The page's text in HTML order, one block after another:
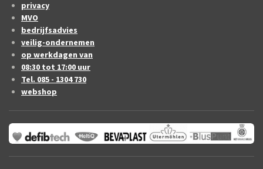
privacy
MVO
bedrijfsadvies
veilig-ondernemen
op werkdagen van
08:30 tot 17:00 uur
Tel. 085 - 1304 730
webshop